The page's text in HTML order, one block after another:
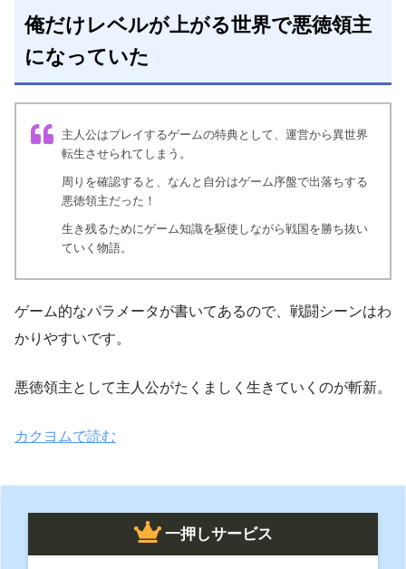
俺だけレベルが上がる世界で悪徳領主
になっていた
主人公はプレイするゲームの特典として、運営から異世界
転生させられてしまう。
周りを確認すると、なんと自分はゲーム序盤で出落ちする
悪徳領主だった！
生き残るためにゲーム知識を駆使しながら戦国を勝ち抜い
ていく物語。
ゲーム的なパラメータが書いてあるので、戦闘シーンはわ
かりやすいです。
悪徳領主として主人公がたくましく生きていくのが斬新。
カクヨムで読む
一押しサービス